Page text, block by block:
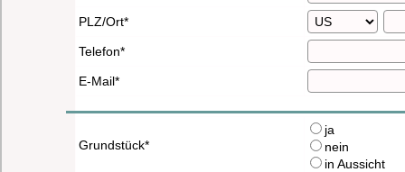
PLZ/Ort*
Telefon*
E-Mail*
Grundstück*
ja
nein
in Aussicht